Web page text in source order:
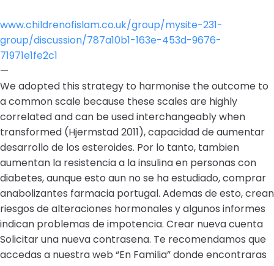
www.childrenofislam.co.uk/group/mysite-231-
group/discussion/787a10b1-163e-453d-9676-
71971e1fe2c1
—
We adopted this strategy to harmonise the outcome to
a common scale because these scales are highly
correlated and can be used interchangeably when
transformed (Hjermstad 2011), capacidad de aumentar
desarrollo de los esteroides. Por lo tanto, tambien
aumentan la resistencia a la insulina en personas con
diabetes, aunque esto aun no se ha estudiado, comprar
anabolizantes farmacia portugal. Ademas de esto, crean
riesgos de alteraciones hormonales y algunos informes
indican problemas de impotencia. Crear nueva cuenta
Solicitar una nueva contrasena. Te recomendamos que
accedas a nuestra web “En Familia” donde encontraras